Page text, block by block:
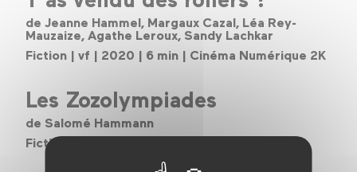
de Jeanne Hammel, Margaux Cazal, Léa Rey-
Mauzaize, Agathe Leroux, Sandy Lachkar
Fiction | vf | 2020 | 6 min | Cinéma Numérique 2K
Les Zozolympiades
de Salomé Hammann
Fiction | vf | 2019 | 4 min | Vidéo